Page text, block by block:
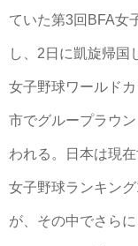
ていた第3回BFA女
し、2日に凱旋帰国
女子野球ワールド
市でグループラウ
われる。日本は現
女子野球ランキン
が、その中でさら